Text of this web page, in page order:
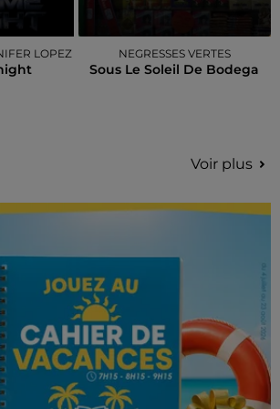
LOPEZ NEGRESSES VERTES
Sous Le Soleil De Bodega
Voir plus